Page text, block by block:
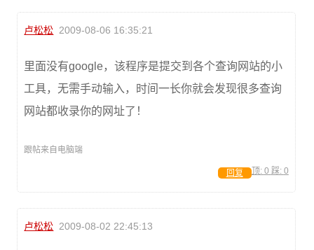
卢松松 2009-08-06 16:35:21
里面没有google，该程序是提交到各个查询网站的小
工具，无需手动输入，时间一长你就会发现很多查询
网站都收录你的网址了！
跟帖来自电脑端
顶: 0 踩: 0
回复
卢松松 2009-08-02 22:45:13